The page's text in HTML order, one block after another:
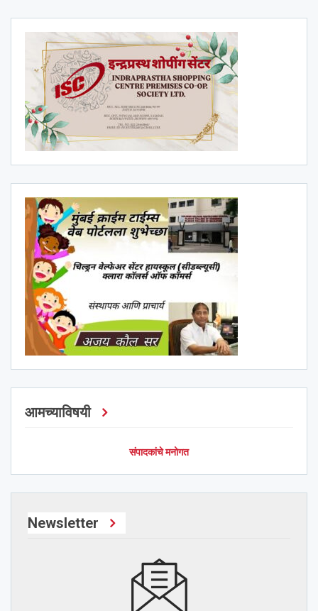
आमच्याविषयी
संपादकांचे मनोगत
Newsletter